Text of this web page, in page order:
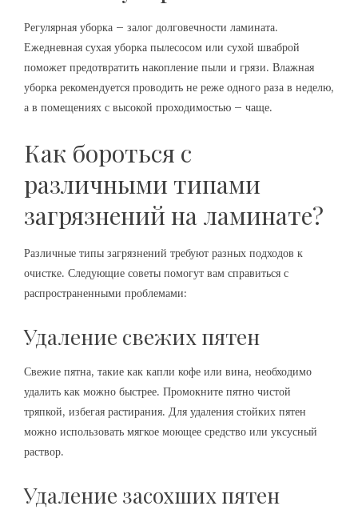
Регулярная уборка – залог долговечности ламината.
Ежедневная сухая уборка пылесосом или сухой шваброй
поможет предотвратить накопление пыли и грязи. Влажная
уборка рекомендуется проводить не реже одного раза в неделю,
а в помещениях с высокой проходимостью – чаще.
Как бороться с
различными типами
загрязнений на ламинате?
Различные типы загрязнений требуют разных подходов к
очистке. Следующие советы помогут вам справиться с
распространенными проблемами:
Удаление свежих пятен
Свежие пятна, такие как капли кофе или вина, необходимо
удалить как можно быстрее. Промокните пятно чистой
тряпкой, избегая растирания. Для удаления стойких пятен
можно использовать мягкое моющее средство или уксусный
раствор.
Удаление засохших пятен